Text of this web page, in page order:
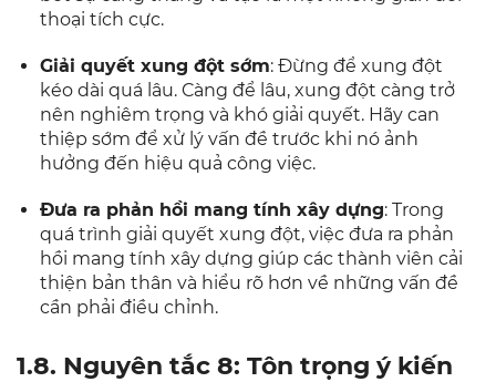
thoại tích cực.
Giải quyết xung đột sớm: Đừng để xung đột
kéo dài quá lâu. Càng để lâu, xung đột càng trở
nên nghiêm trọng và khó giải quyết. Hãy can
thiệp sớm để xử lý vấn đề trước khi nó ảnh
hưởng đến hiệu quả công việc.
Đưa ra phản hồi mang tính xây dựng: Trong
quá trình giải quyết xung đột, việc đưa ra phản
hồi mang tính xây dựng giúp các thành viên cải
thiện bản thân và hiểu rõ hơn về những vấn đề
cần phải điều chỉnh.
1.8. Nguyên tắc 8: Tôn trọng ý kiến